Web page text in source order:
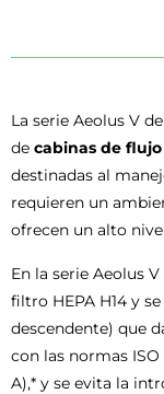
La serie Aeolus V
de cabinas de
destinadas al
requieren un
ofrecen un alto
En la serie Aeolus
filtro HEPA H14 y
descendente) que
con las normas ISO
A),* y se evita la